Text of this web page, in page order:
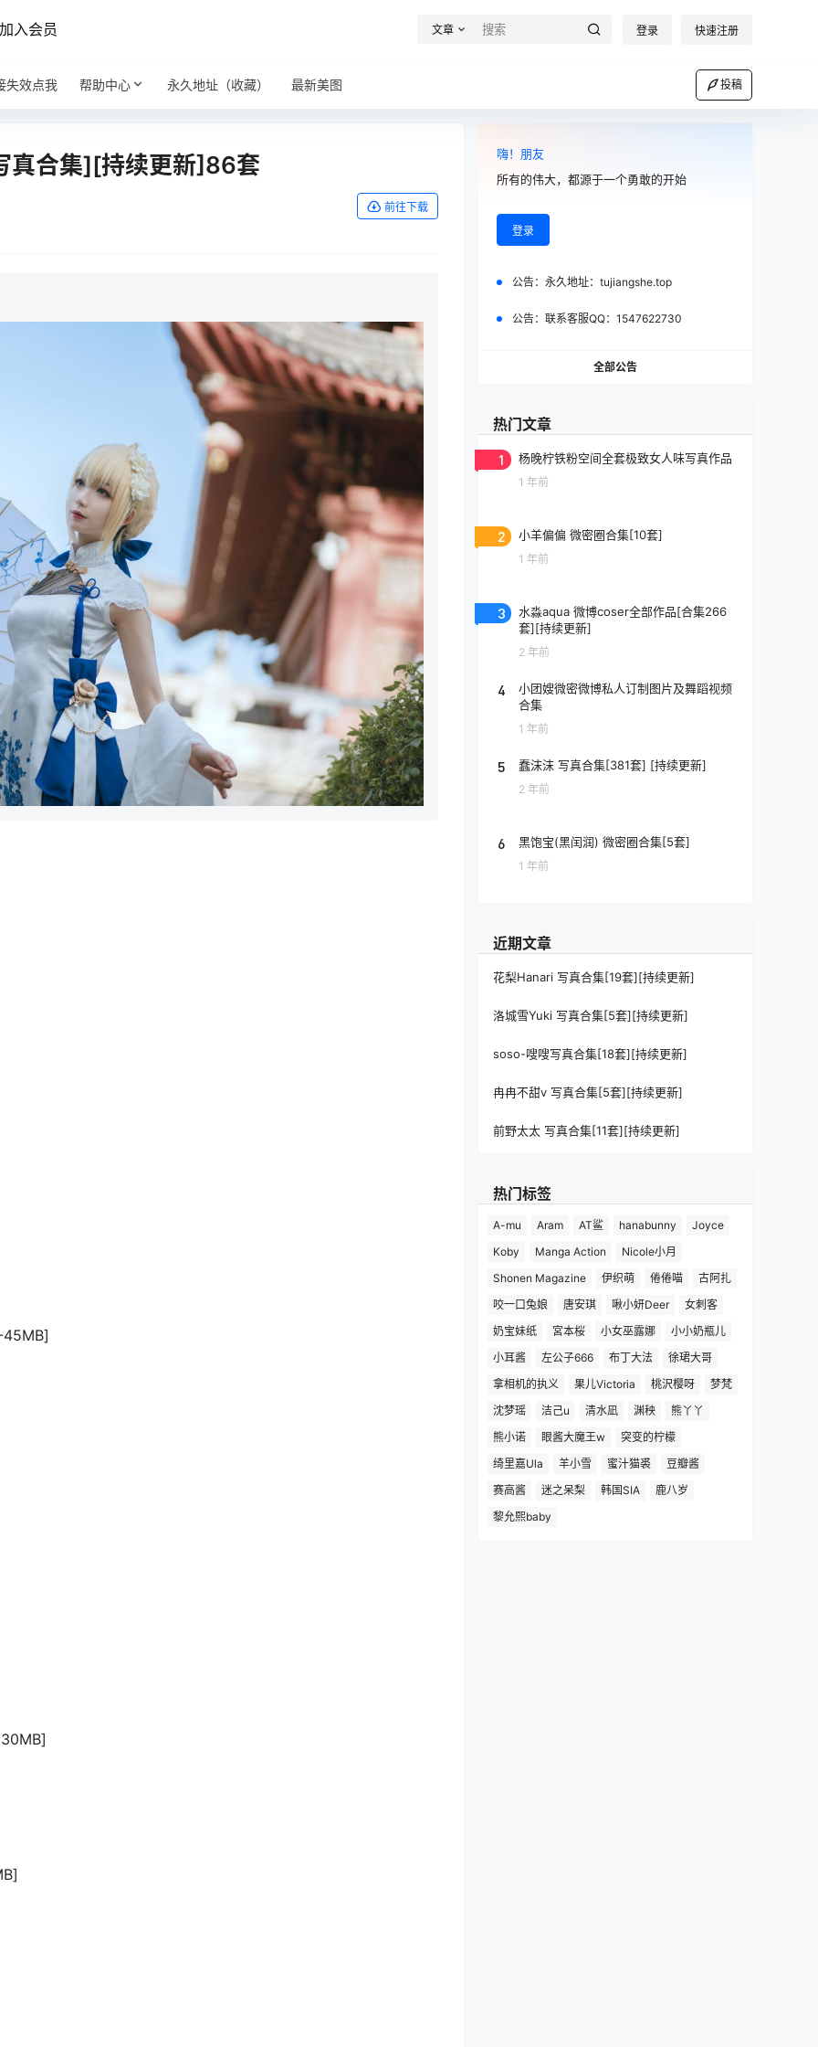
加入会员 文章 登录 快速注册
失效点我 帮助中心 永久地址（收藏） 最新美图 投稿
真合集][持续更新]86套
前往下载
45MB]
嗨！朋友
所有的伟大，都源于一个勇敢的开始
登录
公告： 永久地址：tujiangshe.top
公告： 联系客服QQ：1547622730
全部公告
热门文章
1 杨晚柠铁粉空间全套极致女人味写真作品
1 年前
2 小羊偏偏 微密圈合集[10套]
1 年前
3
水淼aqua 微博coser全部作品[合集266
套][持续更新]
2 年前
4
小团嫂微密微博私人订制图片及舞蹈视频
合集
1 年前
5 蠢沫沫 写真合集[381套] [持续更新]
2 年前
6 黑饱宝(黑闰润) 微密圈合集[5套]
1 年前
近期文章
花梨Hanari 写真合集[19套][持续更新]
洛城雪Yuki 写真合集[5套][持续更新]
soso-嗖嗖写真合集[18套][持续更新]
冉冉不甜v 写真合集[5套][持续更新]
前野太太 写真合集[11套][持续更新]
热门标签
A-mu Aram AT鲨 hanabunny
Joyce
Koby
Manga Action
Nicole小月
Shonen Magazine
伊织萌 倦倦喵
古阿扎
咬一口兔娘
唐安琪 啾小妍Deer
女刺客
奶宝妹纸
宮本桜 小女巫露娜
小小奶瓶儿
小耳酱
左公子666 布丁大法
徐珺大哥
拿相机的执义
果儿Victoria 桃沢樱呀
梦梵
沈梦瑶
洁己u 清水凪 渊秧
熊丫丫
熊小诺
眼酱大魔王w
突变的柠檬
绮里嘉Ula
羊小雪 蜜汁猫裘
豆瓣酱
赛高酱
迷之呆梨 韩国SIA
鹿八岁
黎允熙baby